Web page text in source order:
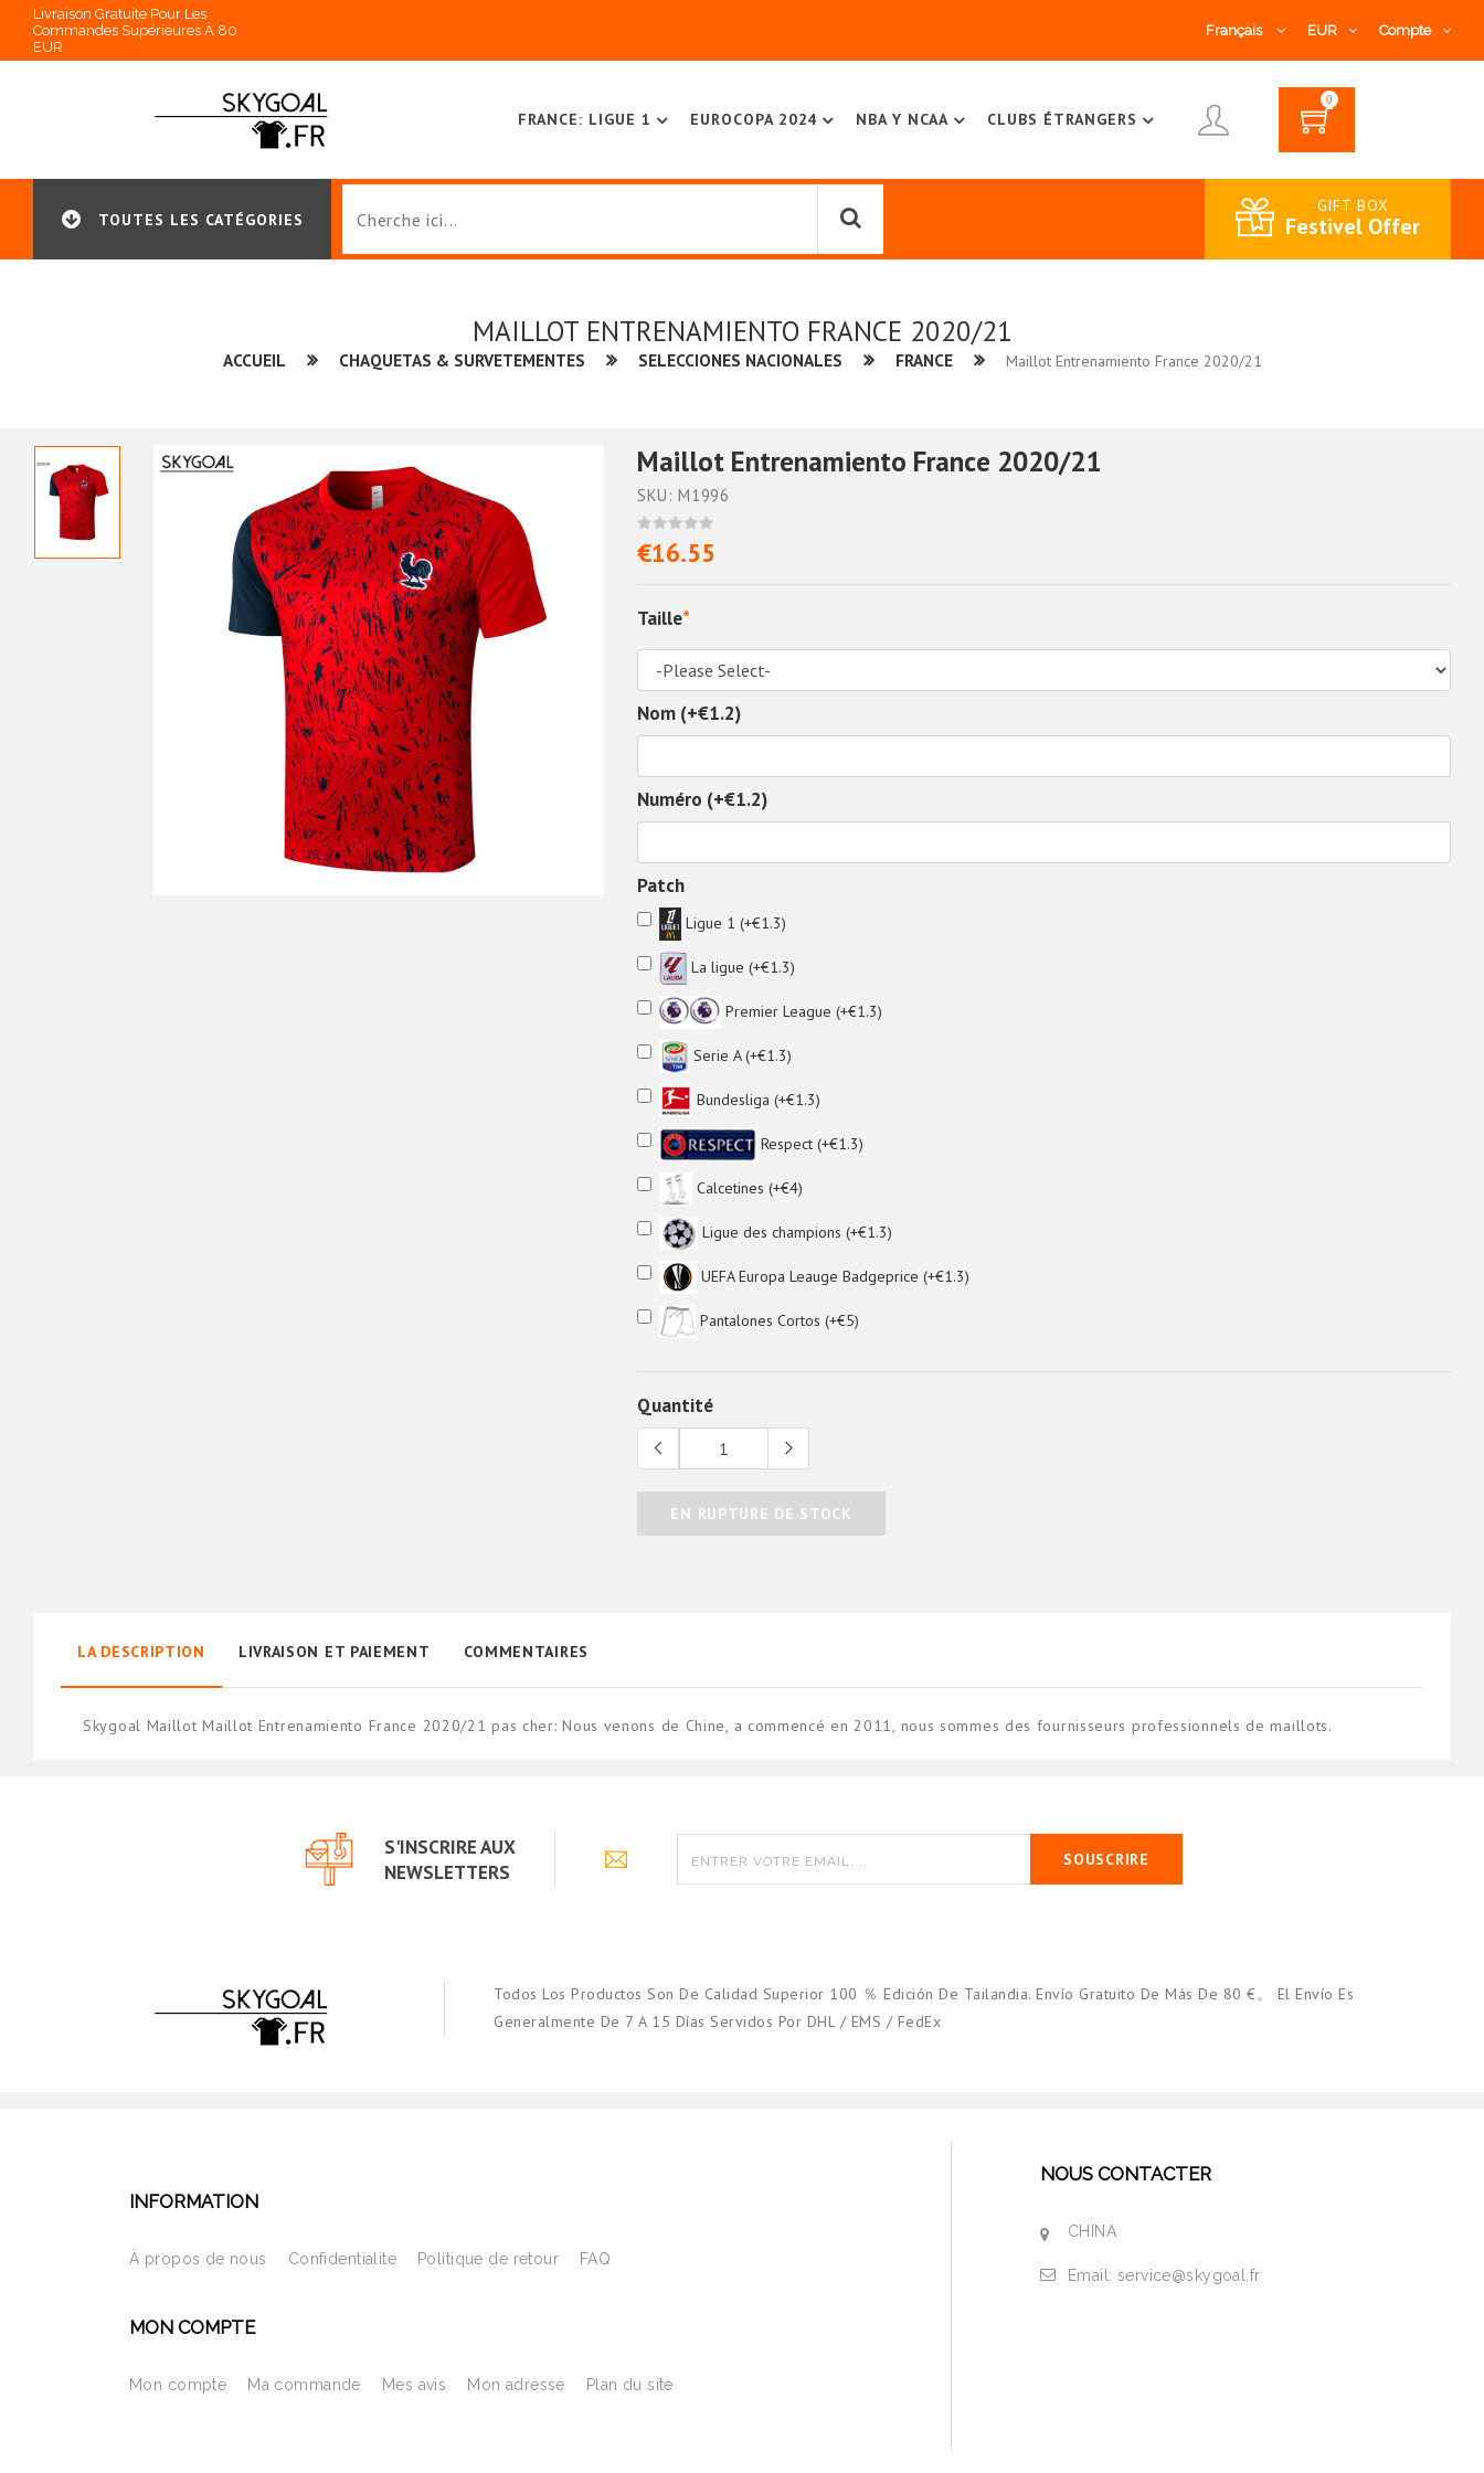
Livraison Gratuite Pour Les
Commandes Supérieures À 80
EUR
Français EUR Compte
FRANCE: LIGUE 1 EUROCOPA 2024 NBA Y NCAA CLUBS ÉTRANGERS
0
TOUTES LES CATÉGORIES
GIFT BOX
Festivel Offer
MAILLOT ENTRENAMIENTO FRANCE 2020/21
ACCUEIL CHAQUETAS & SURVETEMENTES SELECCIONES NACIONALES FRANCE Maillot Entrenamiento France 2020/21
Maillot Entrenamiento France 2020/21
SKU: M1996
€16.55
Taille*
Nom (+€1.2)
Numéro (+€1.2)
Patch
Ligue 1 (+€1.3)
La ligue (+€1.3)
Premier League (+€1.3)
Serie A (+€1.3)
Bundesliga (+€1.3)
Respect (+€1.3)
Calcetines (+€4)
Ligue des champions (+€1.3)
UEFA Europa Leauge Badgeprice (+€1.3)
Pantalones Cortos (+€5)
Quantité
EN RUPTURE DE STOCK
LA DESCRIPTION LIVRAISON ET PAIEMENT COMMENTAIRES
Skygoal Maillot Maillot Entrenamiento France 2020/21 pas cher: Nous venons de Chine, a commencé en 2011, nous sommes des fournisseurs professionnels de maillots.
S'INSCRIRE AUX
NEWSLETTERS
SOUSCRIRE
Todos Los Productos Son De Calidad Superior 100 ％ Edición De Tailandia. Envío Gratuito De Más De 80 €。 El Envío Es
Generalmente De 7 A 15 Días Servidos Por DHL / EMS / FedEx
INFORMATION
À propos de nous Confidentialite Politique de retour FAQ
MON COMPTE
Mon compte Ma commande Mes avis Mon adresse Plan du site
NOUS CONTACTER
CHINA
Email: service@skygoal.fr